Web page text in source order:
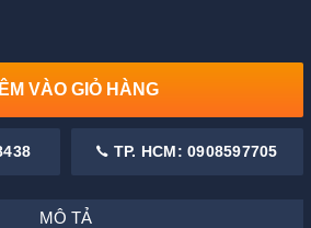
VÀO GIỎ HÀNG
TP. HCM: 0908597705
MÔ TẢ